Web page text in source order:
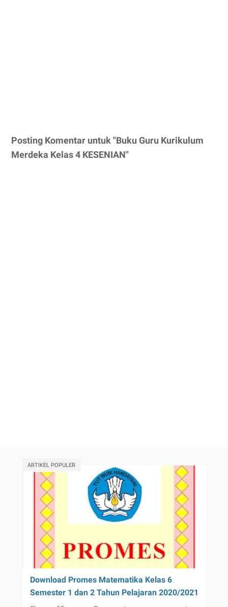
Posting Komentar untuk "Buku Guru Kurikulum
Merdeka Kelas 4 KESENIAN"
ARTIKEL POPULER
Download Promes Matematika Kelas 6
Semester 1 dan 2 Tahun Pelajaran 2020/2021